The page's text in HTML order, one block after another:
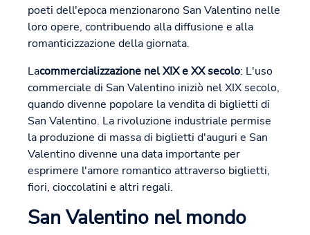
poeti dell'epoca menzionarono San Valentino nelle
loro opere, contribuendo alla diffusione e alla
romanticizzazione della giornata.
Lacommercializzazione nel XIX e XX secolo: L'uso
commerciale di San Valentino iniziò nel XIX secolo,
quando divenne popolare la vendita di biglietti di
San Valentino. La rivoluzione industriale permise
la produzione di massa di biglietti d'auguri e San
Valentino divenne una data importante per
esprimere l'amore romantico attraverso biglietti,
fiori, cioccolatini e altri regali.
San Valentino nel mondo